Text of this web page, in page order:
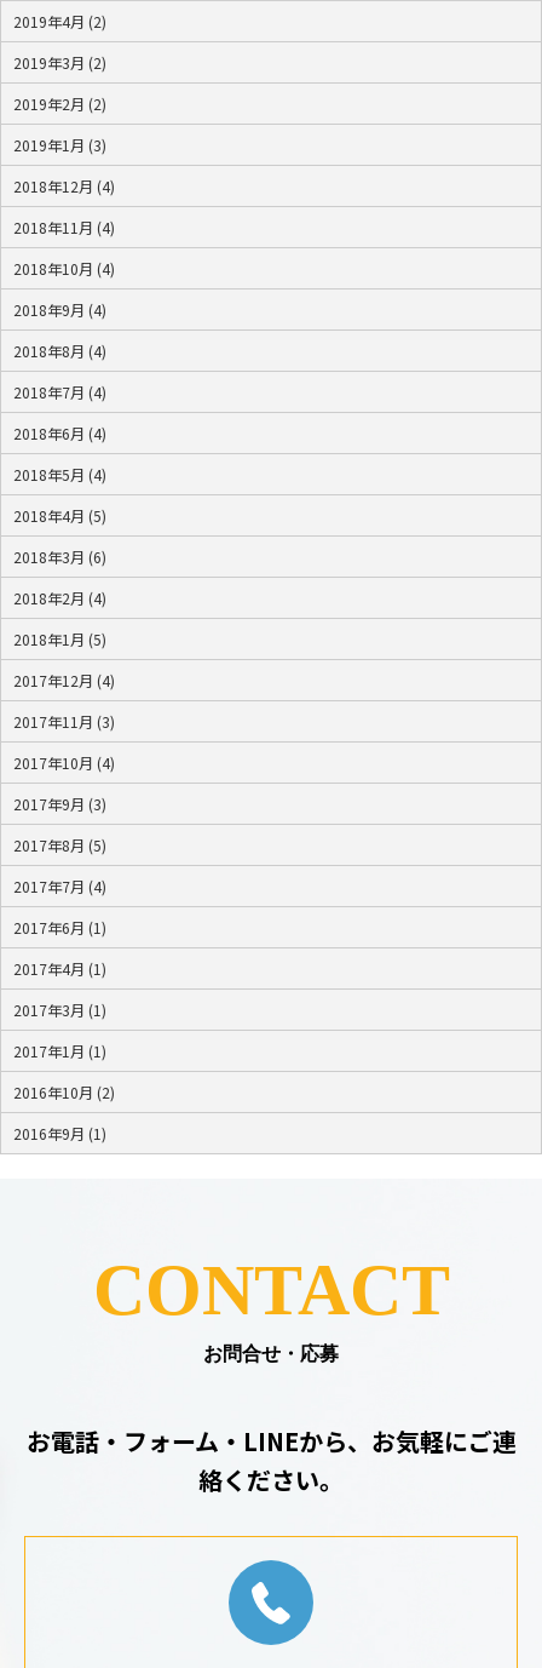
2019年4月 (2)
2019年3月 (2)
2019年2月 (2)
2019年1月 (3)
2018年12月 (4)
2018年11月 (4)
2018年10月 (4)
2018年9月 (4)
2018年8月 (4)
2018年7月 (4)
2018年6月 (4)
2018年5月 (4)
2018年4月 (5)
2018年3月 (6)
2018年2月 (4)
2018年1月 (5)
2017年12月 (4)
2017年11月 (3)
2017年10月 (4)
2017年9月 (3)
2017年8月 (5)
2017年7月 (4)
2017年6月 (1)
2017年4月 (1)
2017年3月 (1)
2017年1月 (1)
2016年10月 (2)
2016年9月 (1)
CONTACT
お問合せ・応募
お電話・フォーム・LINEから、お気軽にご連
絡ください。